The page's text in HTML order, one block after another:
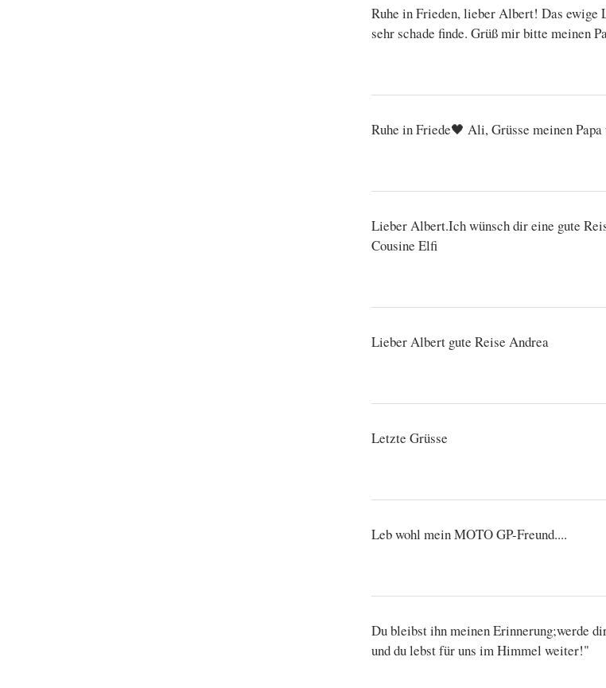
Ruhe in Frieden, lieber Albert! Das
sehr schade finde. Grüß mir bitte meinen
Ruhe in Friede🖤 Ali, Grüsse meinen
Lieber Albert.Ich wünsch dir eine gute
Cousine Elfi
Lieber Albert gute Reise Andrea
Letzte Grüsse
Leb wohl mein MOTO GP-Freund....
Du bleibst ihn meinen Erinnerung;werde
und du lebst für uns im Himmel weiter!"